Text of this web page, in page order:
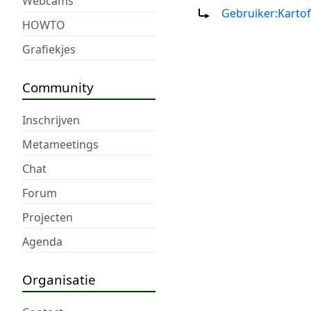
HOWTO
Grafiekjes
Community
Inschrijven
Metameetings
Chat
Forum
Projecten
Agenda
Organisatie